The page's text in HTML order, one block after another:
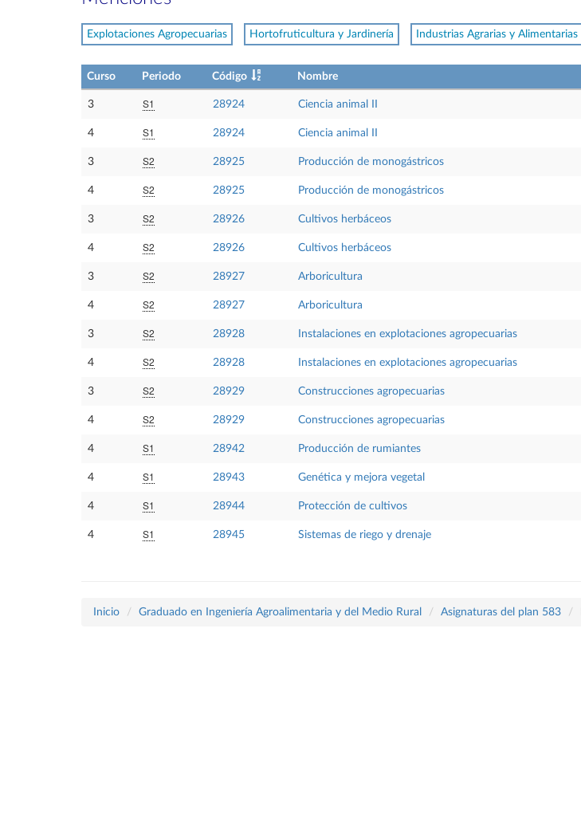
Explotaciones Agropecuarias Hortofruticultura y Jardinería Industrias Agrarias y Alimentarias
Curso Periodo Código Nombre
3 S1 28924 Ciencia animal II
4 S1 28924 Ciencia animal II
3 S2 28925 Producción de monogástricos
4 S2 28925 Producción de monogástricos
3 S2 28926 Cultivos herbáceos
4 S2 28926 Cultivos herbáceos
3 S2 28927 Arboricultura
4 S2 28927 Arboricultura
3 S2 28928 Instalaciones en explotaciones agropecuarias
4 S2 28928 Instalaciones en explotaciones agropecuarias
3 S2 28929 Construcciones agropecuarias
4 S2 28929 Construcciones agropecuarias
4 S1 28942 Producción de rumiantes
4 S1 28943 Genética y mejora vegetal
4 S1 28944 Protección de cultivos
4 S1 28945 Sistemas de riego y drenaje
Inicio Graduado en Ingeniería Agroalimentaria y del Medio Rural Asignaturas del plan 583